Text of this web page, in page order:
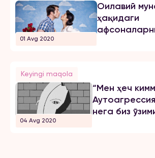
01 Avg 2020
Оилавий
ҳақидаги
Keyingi maqola
04 Avg 2020
“Мен ҳеч
нега биз